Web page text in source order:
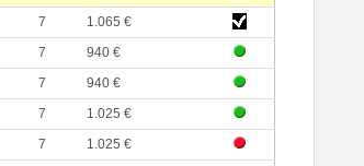
7
1.065 €
7
940 €
7
940 €
7
1.025 €
7 1.025 €